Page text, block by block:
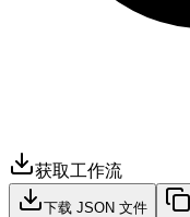
获取工作流
下载 JSON 文件